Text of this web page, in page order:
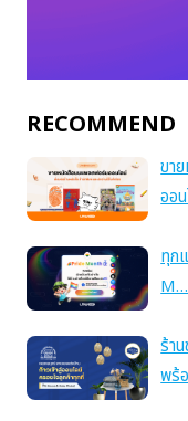
RECOMMEND
ขา
ออ
ทุก
M…
ร้า
พร้